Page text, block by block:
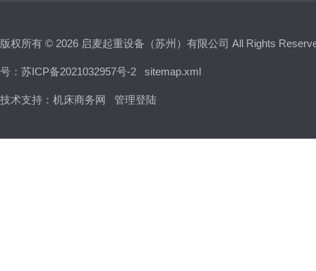
版权所有 © 2026 启麦起重设备（苏州）有限公司 All Rights
号：苏ICP备2021032957号-2 sitemap.xml
技术支持： 机床商务网 管理登陆